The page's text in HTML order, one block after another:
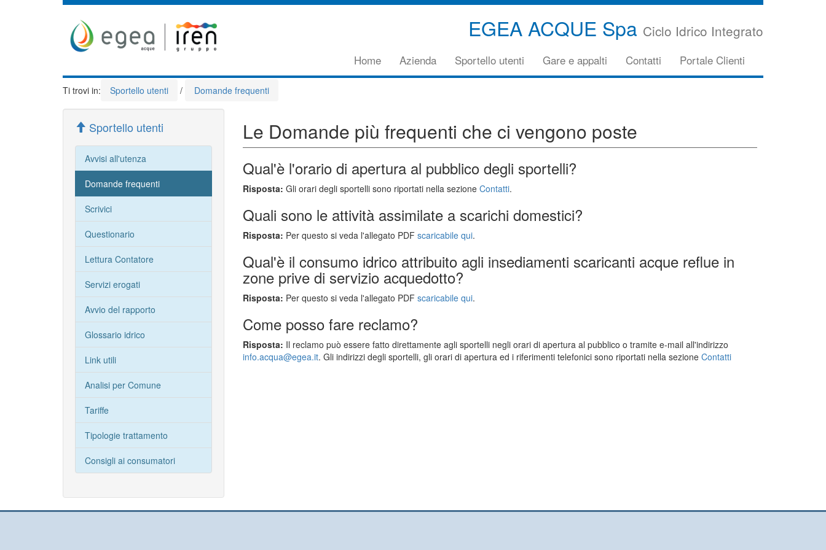
EGEA ACQUE Spa Ciclo Idrico Integrato
direttamente
al
pagina
Home Azienda Sportello utenti Gare e appalti Contatti Portale Clienti
Ti trovi in: Sportello utenti / Domande frequenti
Sportello utenti
Avvisi all'utenza
Domande frequenti
Scrivici
Questionario
Lettura Contatore
Servizi erogati
Avvio del rapporto
Glossario idrico
Link utili
Analisi per Comune
Tariffe
Tipologie trattamento
Consigli ai consumatori
Le Domande più frequenti che ci vengono poste
Qual'è l'orario di apertura al pubblico degli sportelli?
Risposta: Gli orari degli sportelli sono riportati nella sezione Contatti.
Quali sono le attività assimilate a scarichi domestici?
Risposta: Per questo si veda l'allegato PDF scaricabile qui.
Qual'è il consumo idrico attribuito agli insediamenti scaricanti acque reflue in
zone prive di servizio acquedotto?
Risposta: Per questo si veda l'allegato PDF scaricabile qui.
Come posso fare reclamo?
Risposta: Il reclamo può essere fatto direttamente agli sportelli negli orari di apertura al pubblico o tramite e-mail all'indirizzo
info.acqua@egea.it. Gli indirizzi degli sportelli, gli orari di apertura ed i riferimenti telefonici sono riportati nella sezione Contatti